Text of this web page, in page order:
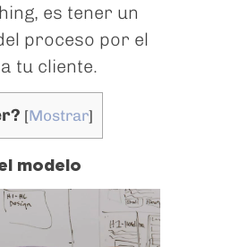
es tener un
proceso por el
tu cliente.
[Mostrar]
modelo